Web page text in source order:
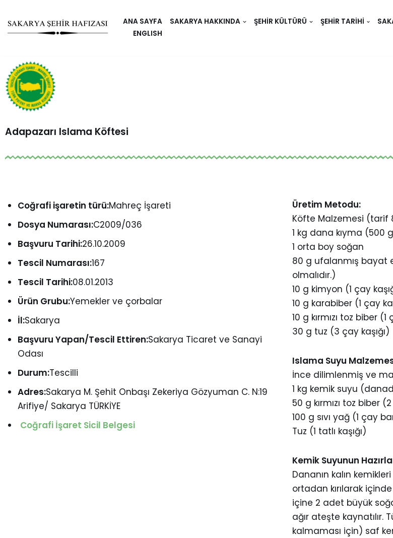
Skip
ANA SAYFA SAKARYA HAKKINDA ŞEHIR KÜLTÜRÜ ŞEHIR TARIHI
ENGLISH
Adapazarı Islama Köftesi
Coğrafi işaretin türü:Mahreç İşareti
Dosya Numarası:C2009/036
Başvuru Tarihi:26.10.2009
Tescil Numarası:167
Tescil Tarihi:08.01.2013
Ürün Grubu:Yemekler ve çorbalar
İl:Sakarya
Başvuru Yapan/Tescil Ettiren:Sakarya Ticaret ve Sanayi
Odası
Durum:Tescilli
Adres:Sakarya M. Şehit Onbaşı Zekeriya Gözyuman C. N:19
Arifiye/ Sakarya TÜRKİYE
Coğrafi İşaret Sicil Belgesi
Üretim Metodu:
Köfte Malzemesi (tarif
1 kg dana kıyma
1 orta boy soğan
80 g ufalanmış bayat
olmalıdır.)
10 g kimyon (1 çay
10 g karabiber (1 çay
10 g kırmızı toz biber (1
30 g tuz (3 çay kaşığı)
Islama Suyu
İnce dilimlenmiş ve
1 kg kemik suyu
50 g kırmızı toz biber
100 g sıvı yağ (1 çay
Tuz (1 tatlı kaşığı)
Kemik Suyunun
Dananın kalın
ortadan kırılarak
içine 2 adet büyük
ağır ateşte kaynatılır.
kalmaması için) saf